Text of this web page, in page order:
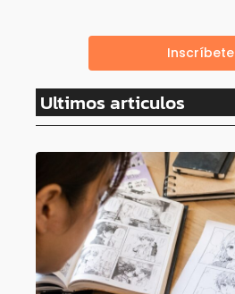
Inscríbete
Ultimos articulos